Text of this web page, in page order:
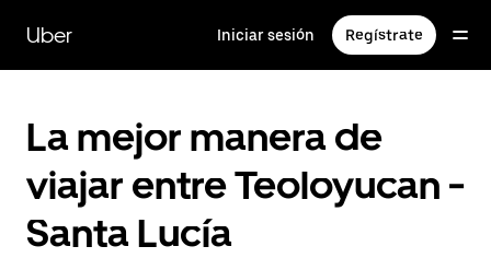
contenido
principal
Uber Iniciar sesión Regístrate
La mejor manera de
viajar entre Teoloyucan -
Santa Lucía